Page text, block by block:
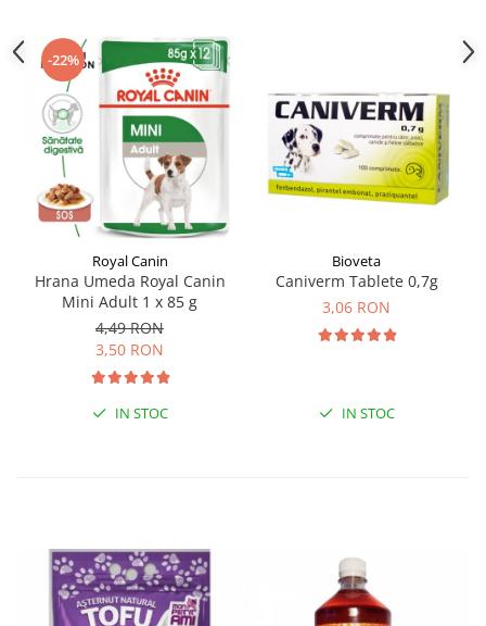
-22%
Royal Canin
Hrana Umeda Royal Canin
Mini Adult 1 x 85 g
4,49 RON
3,50 RON
IN STOC
Bioveta
Caniverm Tablete 0,7g
3,06 RON
IN STOC